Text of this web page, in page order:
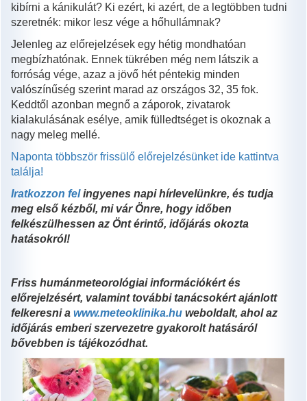
kibírni a kánikulát? Ki ezért, ki azért, de a legtöbben tudni
szeretnék: mikor lesz vége a hőhullámnak?
Jelenleg az előrejelzések egy hétig mondhatóan
megbízhatónak. Ennek tükrében még nem látszik a
forróság vége, azaz a jövő hét péntekig minden
valószínűség szerint marad az országos 32, 35 fok.
Keddtől azonban megnő a záporok, zivatarok
kialakulásának esélye, amik fülledtséget is okoznak a
nagy meleg mellé.
Naponta többször frissülő előrejelzésünket ide kattintva
találja!
Iratkozzon felingyenes napi hírlevelünkre, és tudja
meg első kézből, mi vár Önre, hogy időben
felkészülhessen az Önt érintő, időjárás okozta
hatásokról!
Friss humánmeteorológiai információkért és
előrejelzésért, valamint további tanácsokért ajánlott
felkeresni a www.meteoklinika.hu weboldalt, ahol az
időjárás emberi szervezetre gyakorolt hatásáról
bővebben is tájékozódhat.